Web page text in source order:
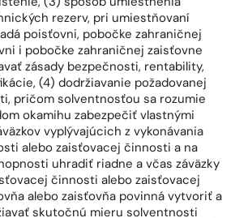
rezerv, pri umiestňovaní
poisťovni, pobočke zahraničnej
i pobočke zahraničnej zaisťovne
zásady bezpečnosti, rentability,
(4) dodržiavanie požadovanej
pričom solventnosťou sa rozumie
okamihu zabezpečiť vlastnými
vyplývajúcich z vykonávania
alebo zaisťovacej činnosti a na
uhradiť riadne a včas záväzky
činnosti alebo zaisťovacej
alebo zaisťovňa povinná vytvoriť a
skutočnú mieru solventnosti